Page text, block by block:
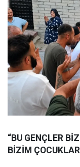
“BU GENÇLER
BİZİM